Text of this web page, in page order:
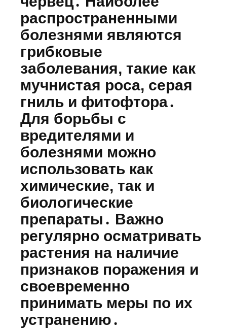
распространенными
болезнями являются
грибковые
заболевания, такие как
мучнистая роса, серая
гниль и фитофтора․
Для борьбы с
вредителями и
болезнями можно
использовать как
химические, так и
биологические
препараты․ Важно
регулярно осматривать
растения на наличие
признаков поражения и
своевременно
принимать меры по их
устранению․